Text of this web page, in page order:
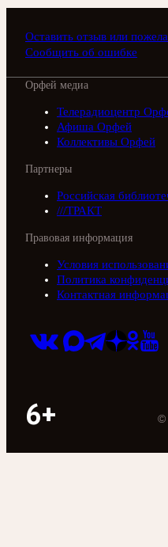
Оставить отзыв или
Сообщить об ошибке
Орфей медиа
Телерадиоцентр
Афиша Орфей
Коллективы Орфей
Партнеры
Российская
///ТРАКТ
Правовая информация
Условия
Политика
Контактная
6+ ©